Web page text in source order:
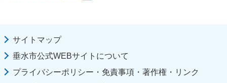
サイトマップ
垂水市公式WEBサイトについて
プライバシーポリシー・免責事項・著作権・リンク